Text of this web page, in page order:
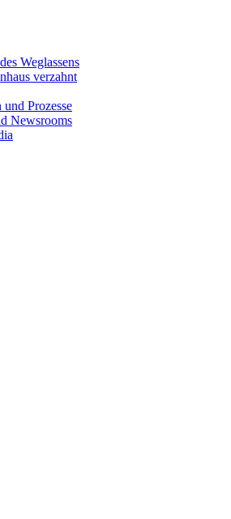
Weglassens
verzahnt
Prozesse
Newsrooms